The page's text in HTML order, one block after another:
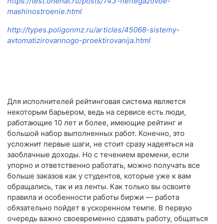
mashinostroenie.html
http://types.poligonmz.ru/articles/45068-sistemy-
avtomatizirovannogo-proektirovanija.html
Для исполнителей рейтинговая система является
некоторым барьером, ведь на сервисе есть люди,
работающие 10 лет и более, имеющие рейтинг и
большой набор выполненных работ. Конечно, это
усложнит первые шаги, не стоит сразу надеяться на
заоблачные доходы. Но с течением времени, если
упорно и ответственно работать, можно получать все
больше заказов как у студентов, которые уже к вам
обращались, так и из ленты. Как только вы освоите
правила и особенности работы биржи — работа
обязательно пойдет в ускоренном темпе. В первую
очередь важно своевременно сдавать работу, общаться